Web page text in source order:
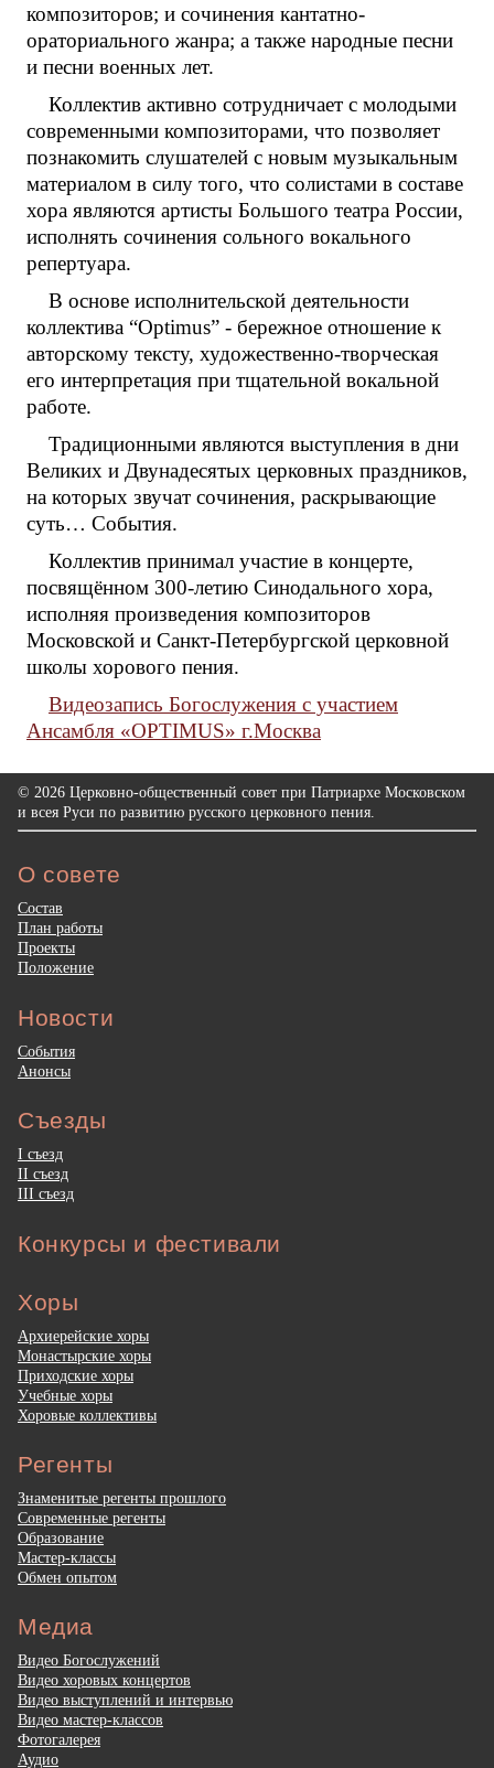
композиторов; и сочинения кантатно-
ораториального жанра; а также народные песни
и песни военных лет.
Коллектив активно сотрудничает с молодыми
современными композиторами, что позволяет
познакомить слушателей с новым музыкальным
материалом в силу того, что солистами в составе
хора являются артисты Большого театра России,
исполнять сочинения сольного вокального
репертуара.
В основе исполнительской деятельности
коллектива “Optimusˮ - бережное отношение к
авторскому тексту, художественно-творческая
его интерпретация при тщательной вокальной
работе.
Традиционными являются выступления в дни
Великих и Двунадесятых церковных праздников,
на которых звучат сочинения, раскрывающие
суть… События.
Коллектив принимал участие в концерте,
посвящённом 300-летию Синодального хора,
исполняя произведения композиторов
Московской и Санкт-Петербургской церковной
школы хорового пения.
Видеозапись Богослужения с участием
Ансамбля «OPTIMUS» г.Москва
© 2026 Церковно-общественный совет при Патриархе Московском
и всея Руси по развитию русского церковного пения.
О совете
Состав
План работы
Проекты
Положение
Новости
События
Анонсы
Съезды
I съезд
II съезд
III съезд
Конкурсы и фестивали
Хоры
Архиерейские хоры
Монастырские хоры
Приходские хоры
Учебные хоры
Хоровые коллективы
Регенты
Знаменитые регенты прошлого
Современные регенты
Образование
Мастер-классы
Обмен опытом
Медиа
Видео Богослужений
Видео хоровых концертов
Видео выступлений и интервью
Видео мастер-классов
Фотогалерея
Аудио